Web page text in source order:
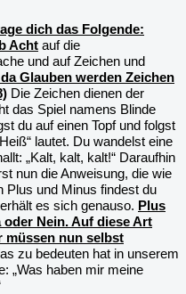
dich das Folgende:
Acht auf die
und auf Zeichen und
da Glauben werden Zeichen
Die Zeichen dienen der
das Spiel namens Blinde
du auf einen Topf und folgst
lautet. Du wandelst eine
„Kalt, kalt, kalt!“ Daraufhin
nun die Anweisung, die wie
Plus und Minus findest du
es sich genauso. Plus
Nein. Auf diese Art
müssen nun selbst
zu bedeuten hat in unserem
„Was haben mir meine